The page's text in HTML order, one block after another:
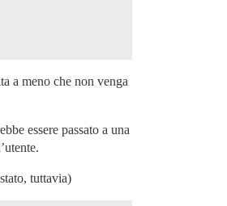
a meno che non venga
essere passato a una
tuttavia)